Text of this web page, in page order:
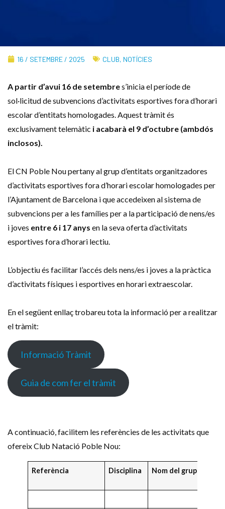
16 / SETEMBRE / 2025 CLUB, NOTÍCIES
A partir d’avui 16 de setembres’inicia el període de
sol·licitud de subvencions d’activitats esportives fora d’horari
escolar d’entitats homologades. Aquest tràmit és
exclusivament telemàtic i acabarà el 9 d’octubre (ambdós
inclosos).
El CN Poble Nou pertany al grup d’entitats organitzadores
d’activitats esportives fora d’horari escolar homologades per
l’Ajuntament de Barcelona i que accedeixen al sistema de
subvencions per a les famílies per a la participació de nens/es
i joves entre 6 i 17 anys en la seva oferta d’activitats
esportives fora d’horari lectiu.
L’objectiu és facilitar l’accés dels nens/es i joves a la pràctica
d’activitats físiques i esportives en horari extraescolar.
En el següent enllaç trobareu tota la informació per a realitzar
el tràmit:
Informació Tràmit
Guia de com fer el tràmit
A continuació, facilitem les referències de les activitats que
ofereix Club Natació Poble Nou:
Referència Disciplina Nom del grup